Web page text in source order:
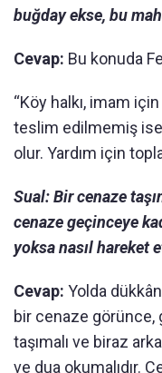
buğday ekse, bu
Cevap: Bu konuda
“Köy halkı, imam
teslim edilmemiş
olur. Yardım için
Sual: Bir cenaze
cenaze geçinceye
yoksa nasıl hareket
Cevap: Yolda
bir cenaze görünce,
taşımalı ve biraz
ve dua okumalıdır.